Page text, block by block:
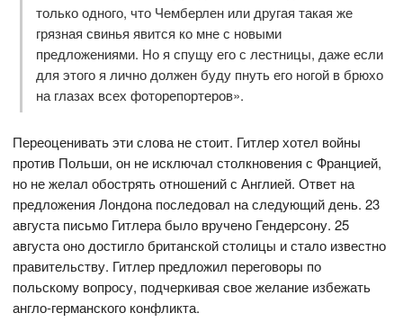
только одного, что Чемберлен или другая такая же
грязная свинья явится ко мне с новыми
предложениями. Но я спущу его с лестницы, даже если
для этого я лично должен буду пнуть его ногой в брюхо
на глазах всех фоторепортеров».
Переоценивать эти слова не стоит. Гитлер хотел войны
против Польши, он не исключал столкновения с Францией,
но не желал обострять отношений с Англией. Ответ на
предложения Лондона последовал на следующий день. 23
августа письмо Гитлера было вручено Гендерсону. 25
августа оно достигло британской столицы и стало известно
правительству. Гитлер предложил переговоры по
польскому вопросу, подчеркивая свое желание избежать
англо-германского конфликта.